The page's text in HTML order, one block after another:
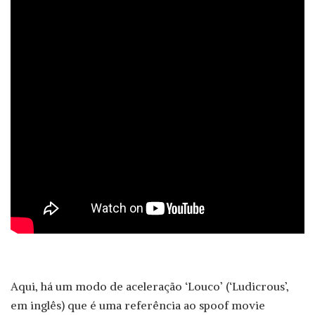
Aqui, há um modo de aceleração ‘Louco’ (‘Ludicrous’,
em inglês) que é uma referência ao spoof movie